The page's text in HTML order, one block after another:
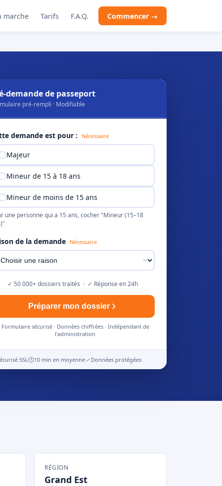
marche Tarifs F.A.Q. Commencer →
demande de passeport
pré-rempli · Modifiable
demande est pour : Nécessaire
Majeur
Mineur de 15 à 18 ans
Mineur de moins de 15 ans
une personne qui a 15 ans, cocher "Mineur (15–18
de la demande Nécessaire
✓ 50 000+ dossiers traités · ✓ Réponse en 24h
Préparer mon dossier
Formulaire sécurisé · Données chiffrées · Indépendant de
l'administration
SSL 10 min en moyenne Données protégées
RÉGION
Grand Est